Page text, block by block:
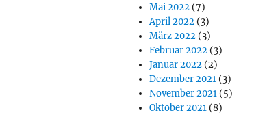
Mai 2022 (7)
April 2022 (3)
März 2022 (3)
Februar 2022 (3)
Januar 2022 (2)
Dezember 2021 (3)
November 2021 (5)
Oktober 2021 (8)